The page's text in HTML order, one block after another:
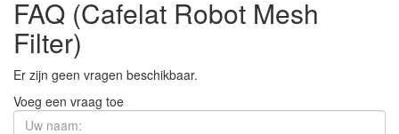
FAQ (Cafelat Robot Mesh
Filter)
Er zijn geen vragen beschikbaar.
Voeg een vraag toe